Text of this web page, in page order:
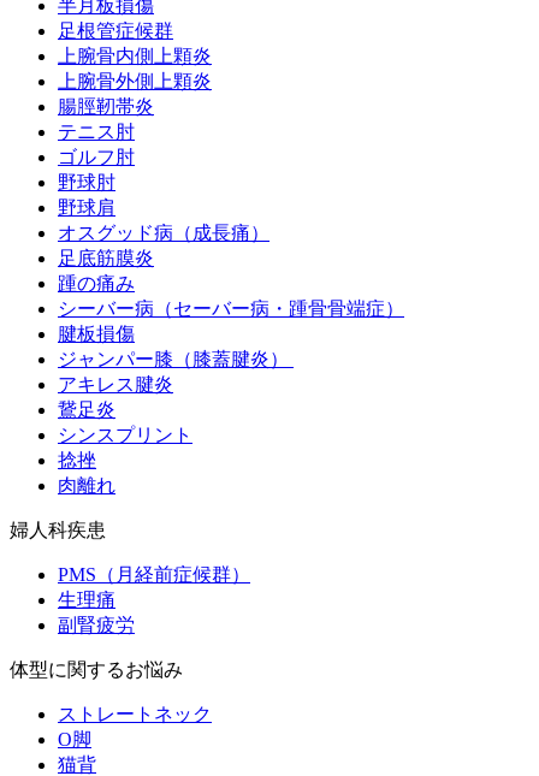
半月板損傷
足根管症候群
上腕骨内側上顆炎
上腕骨外側上顆炎
腸脛靭帯炎
テニス肘
ゴルフ肘
野球肘
野球肩
オスグッド病（成長痛）
足底筋膜炎
踵の痛み
シーバー病（セーバー病・踵骨骨端症）
腱板損傷
ジャンパー膝（膝蓋腱炎）
アキレス腱炎
鵞足炎
シンスプリント
捻挫
肉離れ
婦人科疾患
PMS（月経前症候群）
生理痛
副腎疲労
体型に関するお悩み
ストレートネック
O脚
猫背